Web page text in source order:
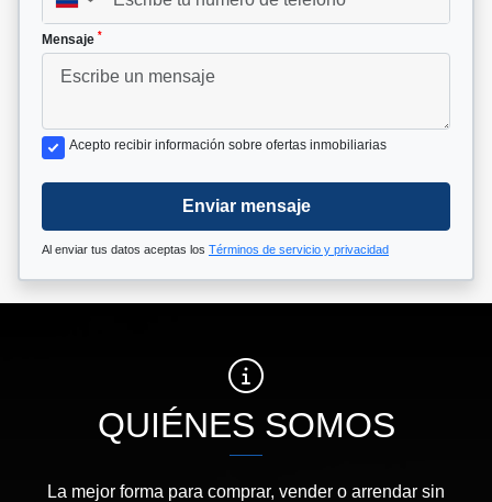
Mensaje *
Acepto recibir información sobre ofertas inmobiliarias
Enviar mensaje
Al enviar tus datos aceptas los Términos de servicio y privacidad
QUIÉNES SOMOS
La mejor forma para comprar, vender o arrendar sin